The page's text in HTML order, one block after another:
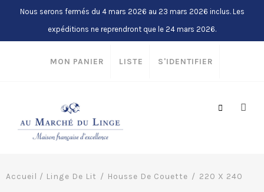
Nous serons fermés du 4 mars 2026 au 23 mars 2026 inclus. Les
expéditions ne reprendront que le 24 mars 2026.
MON PANIER LISTE S'IDENTIFIER
Accueil / Linge De Lit Housse De Couette 220 X 240